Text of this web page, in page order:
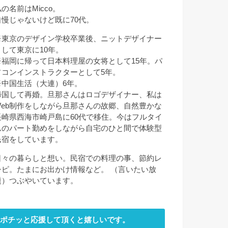
名前はMicco。
じゃないけど既に70代。
京のデザイン学校卒業後、ニットデザイナー
て東京に10年。
岡に帰って日本料理屋の女将として15年。パ
ンインストラクターとして5年。
国生活（大連）6年。
国して再婚。旦那さんはロゴデザイナー、私は
制作をしながら旦那さんの故郷、自然豊かな
崎県西海市崎戸島に60代で移住。今はフルタイ
のパート勤めをしながら自宅のひと間で体験型
をしています。
々の暮らしと想い。民宿での料理の事、節約レ
ピ。たまにお出かけ情報など。 （言いたい放
つぶやいています。
ポチッと応援して頂くと嬉しいです。